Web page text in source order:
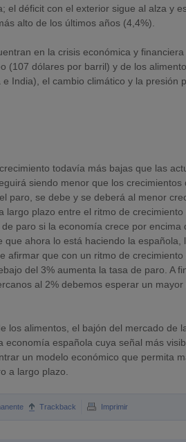
el déficit con el exterior sigue al alza y
alto de los últimos años (4,4%).
en la crisis económica y
(107 dólares por barril) y de los
India), el cambio climático y la presión
todavía más bajas que las
siendo menor que los
paro, se debe y se deberá al menor
largo plazo entre el ritmo de
paro si la economía crece por
ahora lo está haciendo la
afirmar que con un ritmo de
del 3% aumenta la tasa de paro. A
al 2% debemos esperar un
los alimentos, el bajón del mercado de
economía española cuya señal más
un modelo económico que permita
a largo plazo.
Trackback Imprimir